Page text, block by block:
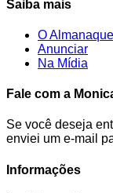
Saiba mais
O
Anunciar
Na Mídia
Fale com a
Se você deseja
enviei um e-mail
Informações